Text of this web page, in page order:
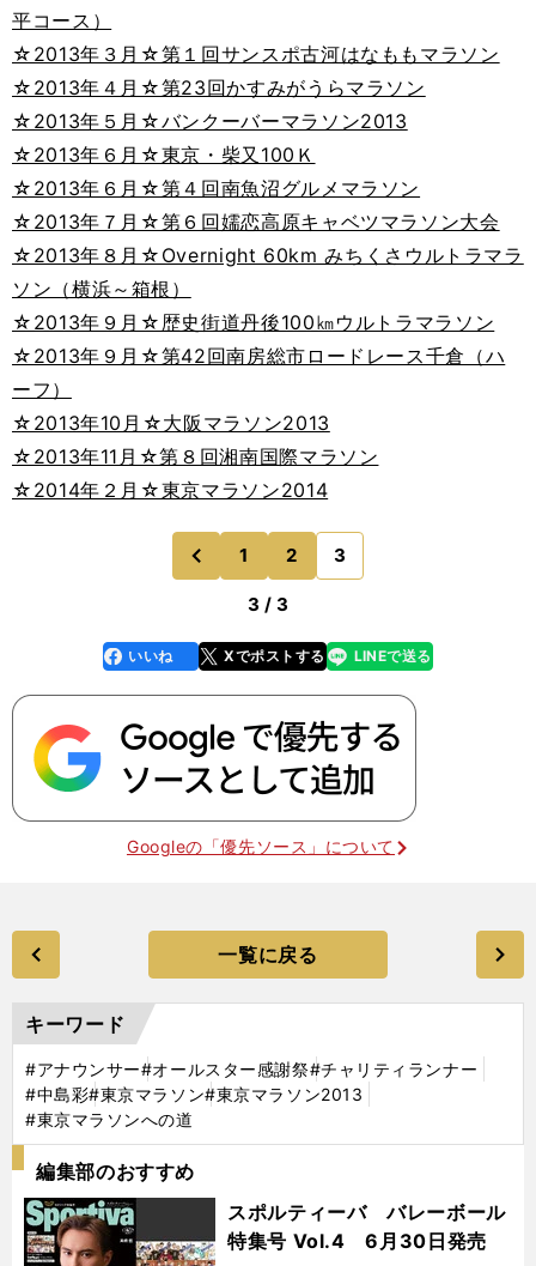
平コース）
☆2013年３月☆第１回サンスポ古河はなももマラソン
☆2013年４月☆第23回かすみがうらマラソン
☆2013年５月☆バンクーバーマラソン2013
☆2013年６月☆東京・柴又100Ｋ
☆2013年６月☆第４回南魚沼グルメマラソン
☆2013年７月☆第６回嬬恋高原キャベツマラソン大会
☆2013年８月☆Overnight 60km みちくさウルトラマラ
ソン（横浜～箱根）
☆2013年９月☆歴史街道丹後100㎞ウルトラマラソン
☆2013年９月☆第42回南房総市ロードレース千倉（ハ
ーフ）
☆2013年10月☆大阪マラソン2013
☆2013年11月☆第８回湘南国際マラソン
☆2014年２月☆東京マラソン2014
前
のページへ
1 2 3
3 / 3
faceboo
k
いいね Xでポストする
line LINEで送る
Googleの「優先ソース」について
一覧に戻る
キーワード
#アナウンサー#オールスター感謝祭#チャリティランナー
#中島彩#東京マラソン#東京マラソン2013
#東京マラソンへの道
編集部のおすすめ
スポルティーバ バレーボール
特集号 Vol.4 6月30日発売